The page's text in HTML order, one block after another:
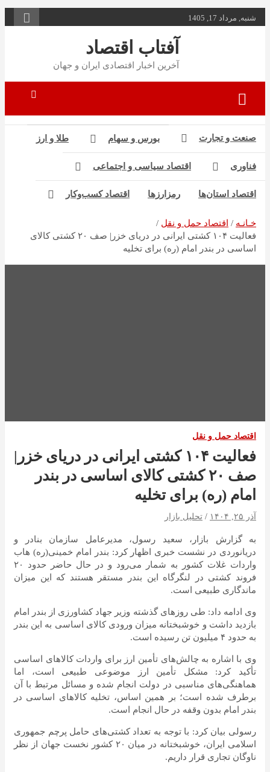
محتوا
شنبه, مرداد 17, 1405
آفتاب اقتصاد
آخرین اخبار اقتصادی ایران و جهان
صنعت و تجارت بورس و سهام طلا و ارز
فناوری اقتصاد سیاسی و اجتماعی
اقتصاد استان‌ها رمزارزها اقتصاد کسب‌و‌کار
خـانـه
اقتصاد حمل و نقل
فعالیت ۱۰۴ کشتی ایرانی در دریای خزر| صف ۲۰ کشتی کالای
اساسی در بندر امام (ره) برای تخلیه
اقتصاد حمل و نقل
فعالیت ۱۰۴ کشتی ایرانی در دریای خزر|
صف ۲۰ کشتی کالای اساسی در بندر
امام (ره) برای تخلیه
آذر ۲۵, ۱۴۰۴ تحلیل بازار
به گزارش بازار، سعید رسول، مدیرعامل سازمان بنادر و
دریانوردی در نشست خبری اظهار کرد: بندر امام خمینی(ره) هاب
واردات غلات کشور به شمار می‌رود و در حال حاضر حدود ۲۰
فروند کشتی در لنگرگاه این بندر مستقر هستند که این میزان
ماندگاری طبیعی است.
وی ادامه داد: طی روزهای گذشته وزیر جهاد کشاورزی از بندر امام
بازدید داشت و خوشبختانه میزان ورودی کالای اساسی به این بندر
به حدود ۴ میلیون تن رسیده است.
وی با اشاره به چالش‌های تأمین ارز برای واردات کالاهای اساسی
تأکید کرد: مشکل تأمین ارز موضوعی طبیعی است، اما
هماهنگی‌های مناسبی در دولت انجام شده و مسائل مرتبط با آن
برطرف شده است؛ بر همین اساس، تخلیه کالاهای اساسی در
بندر امام بدون وقفه در حال انجام است.
رسولی بیان کرد: با توجه به تعداد کشتی‌های حامل پرچم جمهوری
اسلامی ایران، خوشبختانه در میان ۲۰ کشور نخست جهان از نظر
ناوگان تجاری قرار داریم.